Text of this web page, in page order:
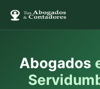
Abogados